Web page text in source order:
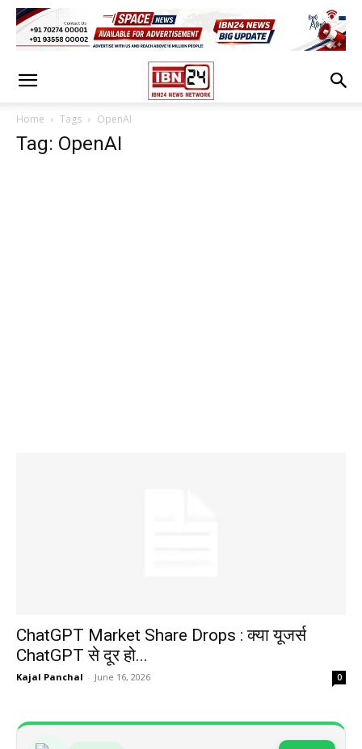
Home Tags OpenAI
Tag: OpenAI
ChatGPT Market Share Drops : क्या यूजर्स
ChatGPT से दूर हो...
Kajal Panchal - June 16, 2026 0